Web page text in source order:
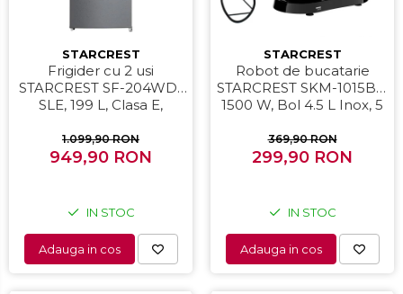
STARCREST
Frigider cu 2 usi
STARCREST SF-204WD-
SLE, 199 L, Clasa E,
LED, Termostat Ajustabil,
Usi reversibile, H 143 cm,
1.099,90 RON
949,90 RON
IN STOC
Adauga in cos
STARCREST
Robot de bucatarie
STARCREST SKM-1015BK,
1500 W, Bol 4.5 L Inox, 5
Pulse, Negru
369,90 RON
299,90 RON
IN STOC
Adauga in cos